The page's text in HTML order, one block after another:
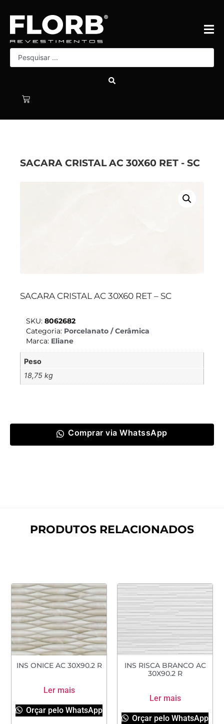
SACARA CRISTAL AC 30X60 RET - SC
SACARA CRISTAL AC 30X60 RET – SC
SKU: 8062682
Categoria: Porcelanato / Cerâmica
Marca: Eliane
Peso
18,75 kg
Comprar via WhatssApp
PRODUTOS RELACIONADOS
INS ONICE AC 30X90.2 R
Ler mais
Orçar pelo WhatsApp
INS RISCA BRANCO AC
30X90.2 R
Ler mais
Orçar pelo WhatsApp